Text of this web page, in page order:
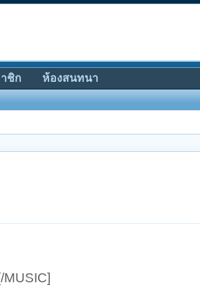
ชิก ห้องสนทนา